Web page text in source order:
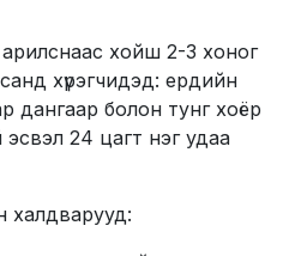
хойш 2-3 хоног
хүрэгчидэд: ердийн
дангаар болон тунг хоёр
24 цагт нэг удаа
халдварууд: